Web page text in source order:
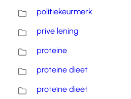
politiekeurmerk
prive lening
proteine
proteine dieet
proteïne dieet